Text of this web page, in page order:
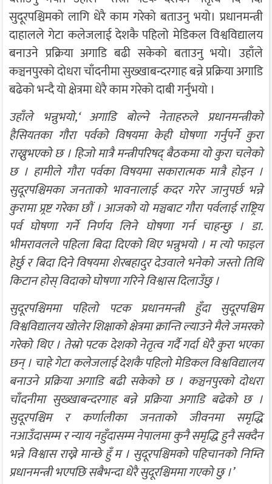
सुदूरपश्चिमको लागि धेरै काम गरेको बताउनु भयो। प्रधानमन्त्री
दाहालले गेटा कलेजलाई देशकै पहिलो मेडिकल विश्वविद्यालय
बनाउने प्रक्रिया अगाडि बढी सकेको बताउनु भयो। उहाँले
कञ्चनपुरको दोधरा चाँदनीमा सुख्खाबन्दरगाह बन्ने प्रक्रिया अगाडि
बढेको भन्दै यो क्षेत्रमा धेरै काम गरेको दाबी गर्नुभयो ।
उहाँले भन्नुभयो,‘ अगाडि बोल्ने नेताहरुले प्रधानमन्त्रीको
हैसियतका गौरा पर्वको विषयमा केही घोषणा गर्नुपर्ने कुरा
राख्नुभएको छ । हिजो मात्रै मन्त्रीपरिषद् बैठकमा यो कुरा चलेको
छ । हामीले गौरा पर्वका विषयमा सकारात्मक मात्रै होइन ।
सुदूरपश्चिमका जनताको भावनालाई कदर गरेर जानुपर्छ भन्ने
कुरामा प्र्रष्ट गरेका छौं । आजको यो मञ्चबाट गौरा पर्वलाई राष्ट्रिय
पर्व घोषणा गर्ने निर्णय लिने घोषणा गर्न चाहन्छु । डा.
भीमरावलले पहिला बिदा दिएको थिए भन्नुभयो । म त्यो फाइल
हेर्छु र बिदा दिने विषयमा शेरबहादुर देउवाले भनेको जस्तो तिथि
किटान होस् विदाको घोषणा गरिने विश्वास दिलाउँछु ।
सुदूरपश्चिममा पहिलो पटक प्रधानमन्त्री हुँदा सुदूरपश्चिम
विश्वविद्यालय खोलेर शिक्षाको क्षेत्रमा क्रान्ति ल्याउने मैले जमरको
गरेको थिए । तेस्रो पटक देशको नेतृत्व गर्दै गर्दा धेरै कुरा भएका
छन् । चाहे गेटा कलेजलाई देशकै पहिलो मेडिकल विश्वविद्यालय
बनाउने प्रक्रिया अगाडि बढी सकेको छ । कञ्चनपुरको दोधरा
चाँदनीमा सुख्खाबन्दरगाह बन्ने प्रक्रिया अगाडि बढेको छ ।
सुदूरपश्चिम र कर्णालीका जनताको जीवनमा समृद्धि
नआउँदासम्म र न्याय नहुँदासम्म नेपालमा कुनै समृद्धि हुनै सक्दैन
भन्ने विश्वास राख्ने मान्छे हुँ म । सुदूरपश्चिमको पहिचानको निम्ति
प्रधानमन्त्री भएपछि सबैभन्दा धेरै सुदूरश्चिममा गएको छु ।’